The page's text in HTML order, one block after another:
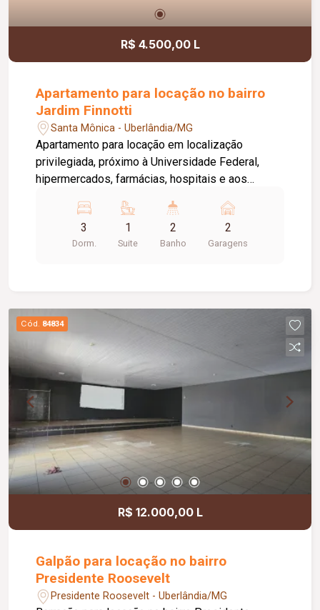
R$ 4.500,00 L
Apartamento para locação no bairro
Jardim Finnotti
Santa Mônica - Uberlândia/MG
Apartamento para locação em localização
privilegiada, próximo à Universidade Federal,
hipermercados, farmácias, hospitais e aos
03 quartos, sendo 01 suíte ampla com closet,
oferecendo conforto e praticidade para toda a
família. Possui sala espaçosa com vista livre,
de lazer e confraternização. O apartamento
dispõe ainda de elevador e 02 vagas de
garagem.
3
Dorm.
1
Suite
2
Banho
2
Garagens
Cód. 84834
R$ 12.000,00 L
Galpão para locação no bairro
Presidente Roosevelt
Presidente Roosevelt - Uberlândia/MG